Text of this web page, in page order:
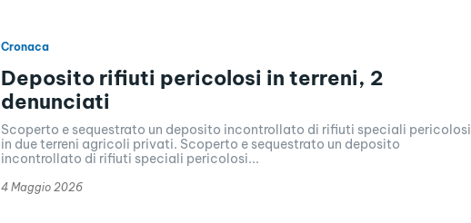
Cronaca
Deposito rifiuti pericolosi in terreni, 2
denunciati
Scoperto e sequestrato un deposito incontrollato di rifiuti speciali pericolosi
in due terreni agricoli privati. Scoperto e sequestrato un deposito
incontrollato di rifiuti speciali pericolosi...
4 Maggio 2026